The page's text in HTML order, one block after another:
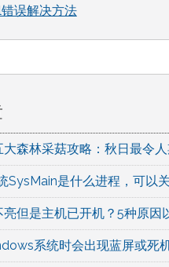
误解决方法
森林采菇攻略：秋日最令
SysMain是什么进程，可以
亮但是主机已开机？5种原因
系统时会出现蓝屏或死